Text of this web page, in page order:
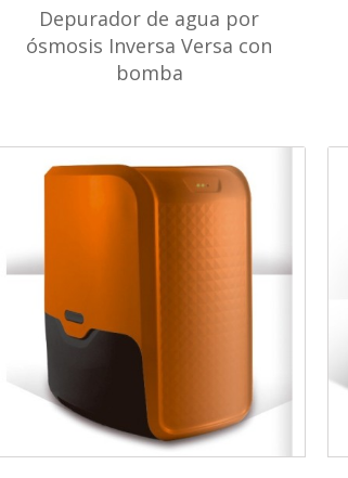
Depurador de agua por
ósmosis Inversa Versa con
bomba